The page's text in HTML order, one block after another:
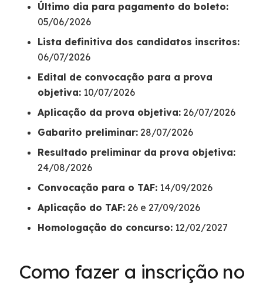
Último dia para pagamento do boleto:
05/06/2026
Lista definitiva dos candidatos inscritos:
06/07/2026
Edital de convocação para a prova
objetiva: 10/07/2026
Aplicação da prova objetiva: 26/07/2026
Gabarito preliminar: 28/07/2026
Resultado preliminar da prova objetiva:
24/08/2026
Convocação para o TAF: 14/09/2026
Aplicação do TAF: 26 e 27/09/2026
Homologação do concurso: 12/02/2027
Como fazer a inscrição no